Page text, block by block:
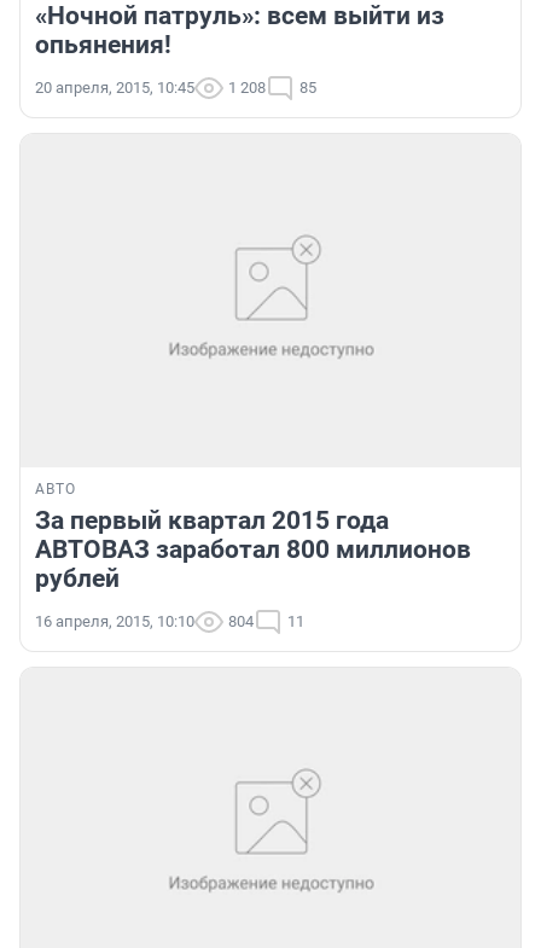
«Ночной патруль»: всем выйти из
опьянения!
20 апреля, 2015, 10:45 1 208 85
АВТО
За первый квартал 2015 года
АВТОВАЗ заработал 800 миллионов
рублей
16 апреля, 2015, 10:10 804 11